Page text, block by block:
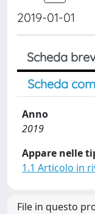
2019-01-01
Scheda
Scheda
Anno
2019
Appare nelle
1.1 Articolo in
File in questo